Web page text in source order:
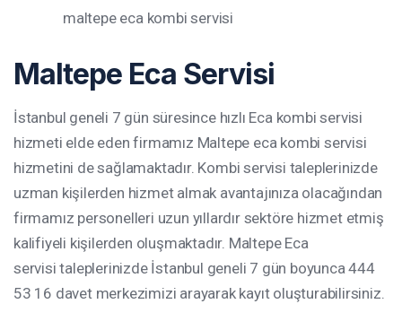
maltepe eca kombi servisi
Maltepe Eca Servisi
İstanbul geneli 7 gün süresince hızlı Eca kombi servisi
hizmeti elde eden firmamız Maltepe eca kombi servisi
hizmetini de sağlamaktadır. Kombi servisi taleplerinizde
uzman kişilerden hizmet almak avantajınıza olacağından
firmamız personelleri uzun yıllardır sektöre hizmet etmiş
kalifiyeli kişilerden oluşmaktadır. Maltepe Eca
servisi taleplerinizde İstanbul geneli 7 gün boyunca 444
53 16 davet merkezimizi arayarak kayıt oluşturabilirsiniz.